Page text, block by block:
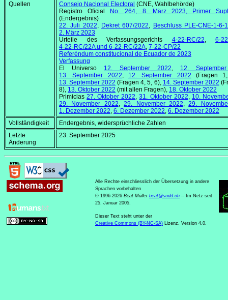
Quellen
Consejo Nacional Electoral (CNE, Wahlbehörde)
Registro Oficial
No. 264, 8. März 2023, Primer
(Endergebnis)
22. Juli 2022, Dekret 607/2022, Beschluss PLE-CNE-1-6-
2. März 2023
Urteile des Verfassungsgerichts 4-22-RC/22, 6-
4-22-RC/22A und 6-22-RC/22A, 7-22-CP/22
Referéndum constitucional de Ecuador de 2023
Verfassung
El Universo 12. September 2022, 12.
13. September 2022, 12. September 2022 (Fragen
13. September 2022 (Fragen 4, 5, 6), 14. September 2022
8), 13. Oktober 2022 (mit allen Fragen), 18. Oktober 2022
Primicias27. Oktober 2022,31. Oktober 2022, 10.
29. November 2022,29. November 2022,29.
1. Dezember 2022, 6. Dezember 2022, 6. Dezember 2022
Vollständigkeit
Endergebnis, widersprüchliche Zahlen
Letzte
Änderung
23. September 2025
Alle Rechte einschliesslich der Übersetzung in andere
Sprachen vorbehalten
© 1996-2026 Beat Müller beat@sudd.ch -- Im Netz seit
25. Januar 2005.
Dieser Text steht unter der
Creative Commons (BY-NC-SA) Lizenz, Version 4.0.